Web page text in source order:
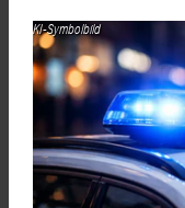
KI-Symbolbild